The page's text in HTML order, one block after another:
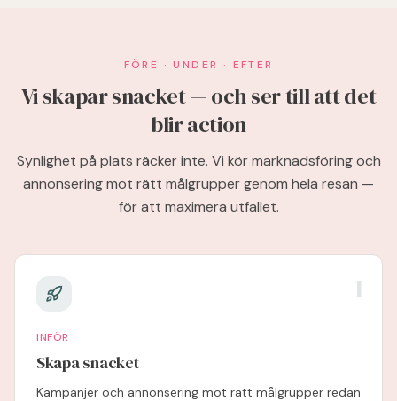
FÖRE · UNDER · EFTER
Vi skapar snacket — och ser till att det
blir action
Synlighet på plats räcker inte. Vi kör marknadsföring och
annonsering mot rätt målgrupper genom hela resan —
för att maximera utfallet.
1
INFÖR
Skapa snacket
Kampanjer och annonsering mot rätt målgrupper redan